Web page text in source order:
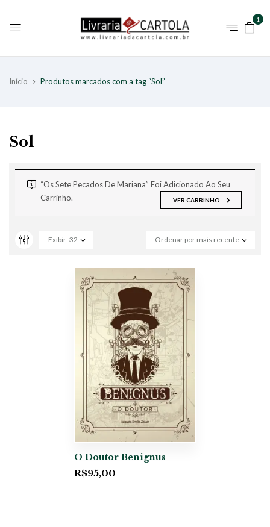
1
Início Produtos marcados com a tag “Sol”
Sol
“Os Sete Pecados De Mariana” Foi Adicionado Ao Seu
Carrinho.
VER CARRINHO
Ordenar por mais recente
Exibir 32
O Doutor Benignus
R$95,00